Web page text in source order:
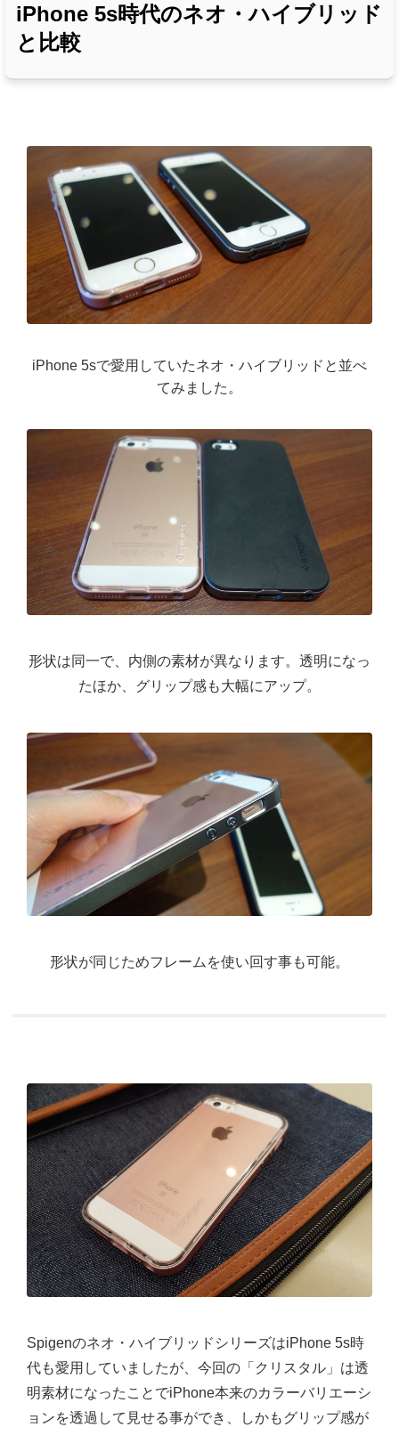
iPhone 5s時代のネオ・ハイブリッド
と比較
iPhone 5sで愛用していたネオ・ハイブリッドと並べ
てみました。
形状は同一で、内側の素材が異なります。透明になっ
たほか、グリップ感も大幅にアップ。
形状が同じためフレームを使い回す事も可能。
Spigenのネオ・ハイブリッドシリーズはiPhone 5s時
代も愛用していましたが、今回の「クリスタル」は透
明素材になったことでiPhone本来のカラーバリエーシ
ョンを透過して見せる事ができ、しかもグリップ感が